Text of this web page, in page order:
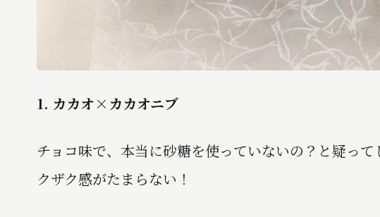
1. カカオ×カカオニブ
チョコ味で、本当に砂糖を使っていないの？と疑っ
クザク感がたまらない！